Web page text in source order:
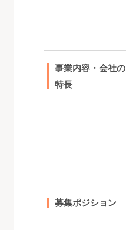
事業内容・会社の
特長
募集ポジション